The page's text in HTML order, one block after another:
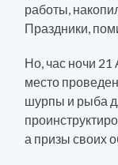
работы,
Праздники,
Но, час ночи
место
шурпы и рыба
а призы своих